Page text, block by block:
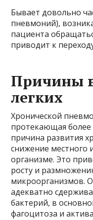
Бывает довольно
пневмоний),
пациента
приводит к
Причины
легких
Хронической
протекающая более
причина развития
снижение местного
организме. Это
росту и
микроорганизмов.
адекватно
бактерий, в
фагоцитоза и